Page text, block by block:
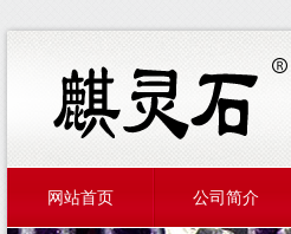
网站首页 公司简介